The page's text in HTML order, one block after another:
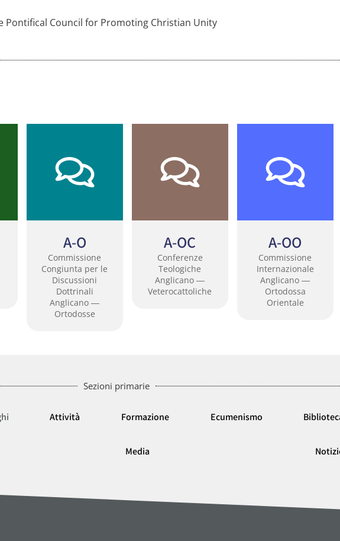
Pontifical Council for Promoting Christian Unity
A-O
Commissione
Congiunta per le
Discussioni
Dottrinali
Anglicano ―
Ortodosse
A-OC
Conferenze
Teologiche
Anglicano ―
Veterocattoliche
A-OO
Commissione
Internazionale
Anglicano ―
Ortodossa
Orientale
Sezioni primarie
Attività Formazione Ecumenismo
Media